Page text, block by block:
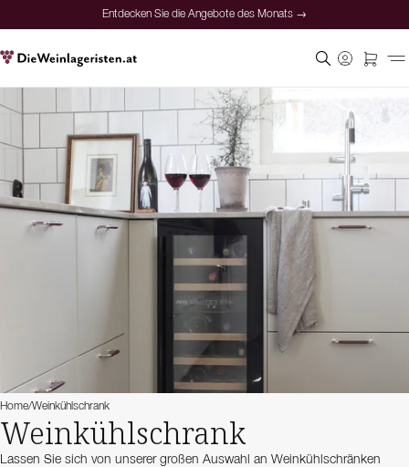
Entdecken Sie die Angebote des Monats →
Home/Weinkühlschrank
Weinkühlschrank
Lassen Sie sich von unserer großen Auswahl an Weinkühlschränken